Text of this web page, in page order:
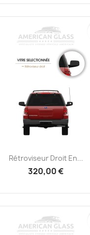
Rétroviseur Droit En...
320,00 €